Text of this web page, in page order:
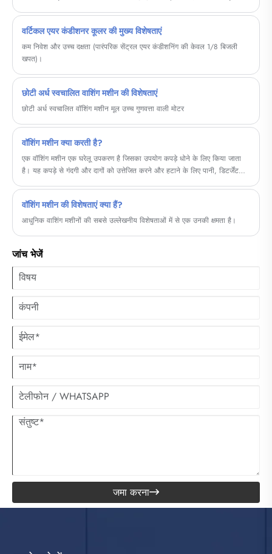
खपत करते हुए सुखाने का समय नाटकीय रूप से कम हो जाता है।
वर्टिकल एयर कंडीशनर कूलर की मुख्य विशेषताएं
कम निवेश और उच्च दक्षता (पारंपरिक सेंट्रल एयर कंडीशनिंग की केवल 1/8 बिजली
खपत)।
छोटी अर्ध स्वचालित वाशिंग मशीन की विशेषताएं
छोटी अर्ध स्वचालित वॉशिंग मशीन मूल उच्च गुणवत्ता वाली मोटर
वॉशिंग मशीन क्या करती है?
एक वॉशिंग मशीन एक घरेलू उपकरण है जिसका उपयोग कपड़े धोने के लिए किया जाता
है। यह कपड़े से गंदगी और दागों को उत्तेजित करने और हटाने के लिए पानी, डिटर्जेंट
वॉशिंग मशीन की विशेषताएं क्या हैं?
आधुनिक वाशिंग मशीनों की सबसे उल्लेखनीय विशेषताओं में से एक उनकी क्षमता है।
जांच भेजें
जमा करना